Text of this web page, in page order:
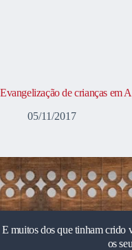
Evangelização de crianças em
05/11/2017
E muitos dos que tinham crido
os